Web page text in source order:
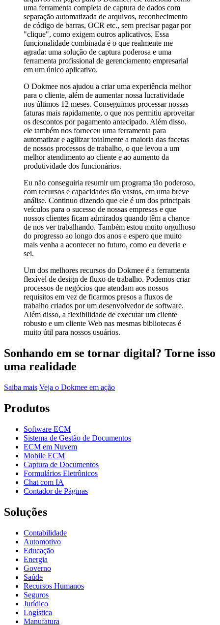
uma ferramenta completa de captura de dados com
separação automatizada de arquivos, reconhecimento
de código de barras, OCR etc., sem precisar pagar por
"clique", como exigem outros aplicativos. Essa
funcionalidade combinada é o que realmente me
agrada: uma solução de captura poderosa e uma
ferramenta profissional de gerenciamento empresarial
em um único aplicativo.
O Dokmee nos ajudou a criar uma experiência melhor
para o cliente, além de aumentar nossa lucratividade
nos últimos 12 meses. Conseguimos processar nossas
faturas mais rapidamente, o que nos permitiu aproveitar
os descontos por pagamento antecipado. Além disso,
ele também nos forneceu uma ferramenta para
automatizar e agilizar totalmente a maioria das facetas
de nossos processos de trabalho, o que levou a um
melhor atendimento ao cliente e ao aumento da
produtividade dos funcionários.
Eu não conseguiria resumir um programa tão poderoso,
com recursos e capacidades tão vastos, em uma breve
análise. Continuo dizendo que ele é um dos principais
veículos para o sucesso de nossas empresas e que
nossos clientes ficam admirados quando têm a chance
de nos ver trabalhando. Também estou muito orgulhoso
do progresso ao longo dos anos e espero que muito
mais venha a acontecer no futuro, como eu deveria e
sei.
Um dos melhores recursos do Dokmee é a ferramenta
flexível de design de fluxo de trabalho. Podemos criar
processos de negócios que atendam aos nossos
requisitos em vez de ficarmos presos a fluxos de
trabalho criados por um desenvolvedor de software.
Além disso, a flexibilidade de executar um cliente
robusto e um cliente Web nas mesmas bibliotecas é
muito útil para nossos usuários.
Sonhando em se tornar digital? Torne isso
uma realidade
Saiba mais Veja o Dokmee em ação
Produtos
Software ECM
Sistema de Gestão de Documentos
ECM em Nuvem
Mobile ECM
Captura de Documentos
Formulários Eletrônicos
Chat com IA
Contador de Páginas
Soluções
Contabilidade
Automotivo
Educação
Energia
Governo
Saúde
Recursos Humanos
Seguros
Jurídico
Logística
Manufatura